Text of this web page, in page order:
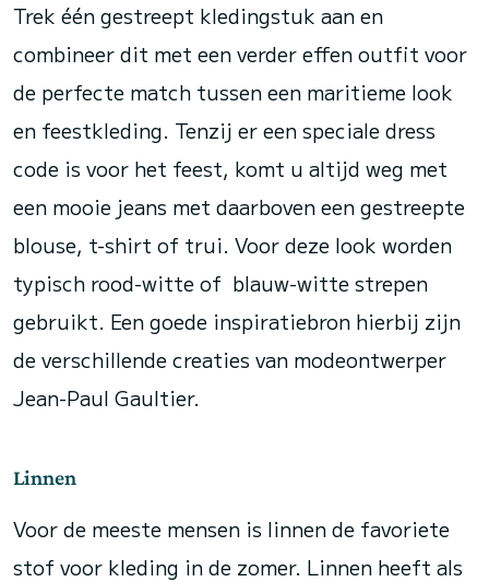
Trek één gestreept kledingstuk aan en
combineer dit met een verder effen outfit voor
de perfecte match tussen een maritieme look
en feestkleding. Tenzij er een speciale dress
code is voor het feest, komt u altijd weg met
een mooie jeans met daarboven een gestreepte
blouse, t-shirt of trui. Voor deze look worden
typisch rood-witte of blauw-witte strepen
gebruikt. Een goede inspiratiebron hierbij zijn
de verschillende creaties van modeontwerper
Jean-Paul Gaultier.
Linnen
Voor de meeste mensen is linnen de favoriete
stof voor kleding in de zomer. Linnen heeft als